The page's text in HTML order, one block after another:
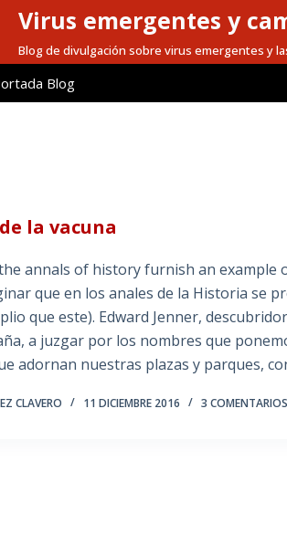
Virus emergentes y
Blog de divulgación sobre virus emergentes y
Blog
la vacuna
annals of history furnish an
que en los anales de la Historia se
que este). Edward Jenner,
a juzgar por los nombres que
adornan nuestras plazas y parques,
CLAVERO 11 DICIEMBRE 2016 3 COMENTARIOS